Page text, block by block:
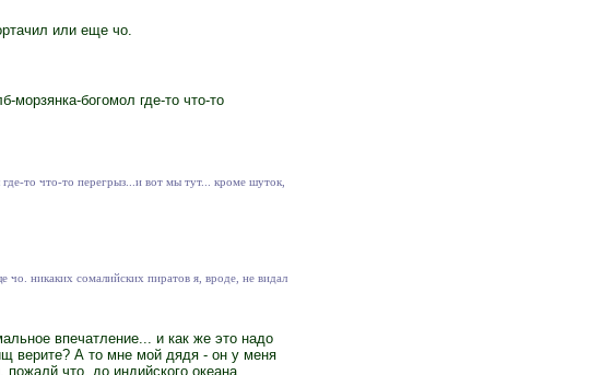
или еще чо.
морзянка-богомол где-то что-то
то что-то перегрыз...и вот мы тут... кроме шуток,
чо. никаких сомалийских пиратов я, вроде, не видал
впечатление... и как же это надо
верите? А то мне мой дядя - он у меня
что, до индийского океана